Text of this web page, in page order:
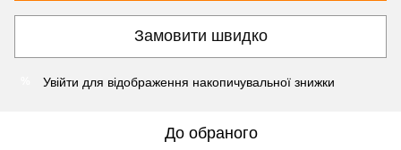
Замовити швидко
Увійти для відображення накопичувальної знижки
До обраного